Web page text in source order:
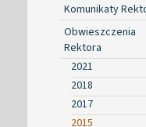
Komunikaty
Obwieszczenia
Rektora
2021
2018
2017
2015